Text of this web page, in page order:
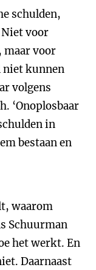
schulden,
Niet voor
maar voor
niet kunnen
volgens
‘Onoplosbaar
in
bestaan en
waarom
Schuurman
het werkt. En
Daarnaast